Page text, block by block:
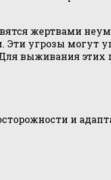
жертвами
угрозы могут
выживания
и